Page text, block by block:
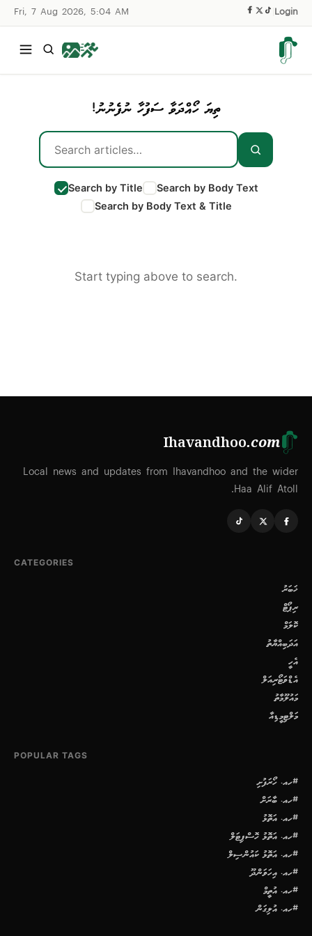
Fri, 7 Aug 2026, 5:04 AM Login
ތިޔަ ހޯއްދަވާ ސަފުހާ ނުފެނުނު!
Search by Title
Search by Body Text
Search by Body Text & Title
Start typing above to search.
Ihavandhoo.com
Local news and updates from Ihavandhoo and the wider
Haa Alif Atoll.
CATEGORIES
ޚަބަރު
ރިޕޯޓް
ކޮލަމް
އަދަބިއްޔާތު
އެހީ
އެޑްވަޓޯރިއަލް
މައުލޫމާތު
މަލްޓިމީޑިއާ
POPULAR TAGS
#ހއ. ހޯރަފުށި
#ހއ. ބާރަށް
#ހއ. އަތޮޅު
#ހއ. އަތޮޅު ހޮސްޕިޓަލް
#ހއ. އަތޮޅު ކައުންސިލް
#ހއ. އިހަވަންދޫ
#ހއ. އުތީމް
#ހއ. އުލިގަން